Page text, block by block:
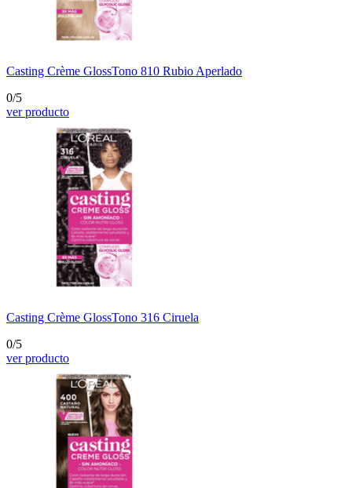
Casting Crème GlossTono 810 Rubio Aperlado
0/5
ver producto
Casting Crème GlossTono 316 Ciruela
0/5
ver producto